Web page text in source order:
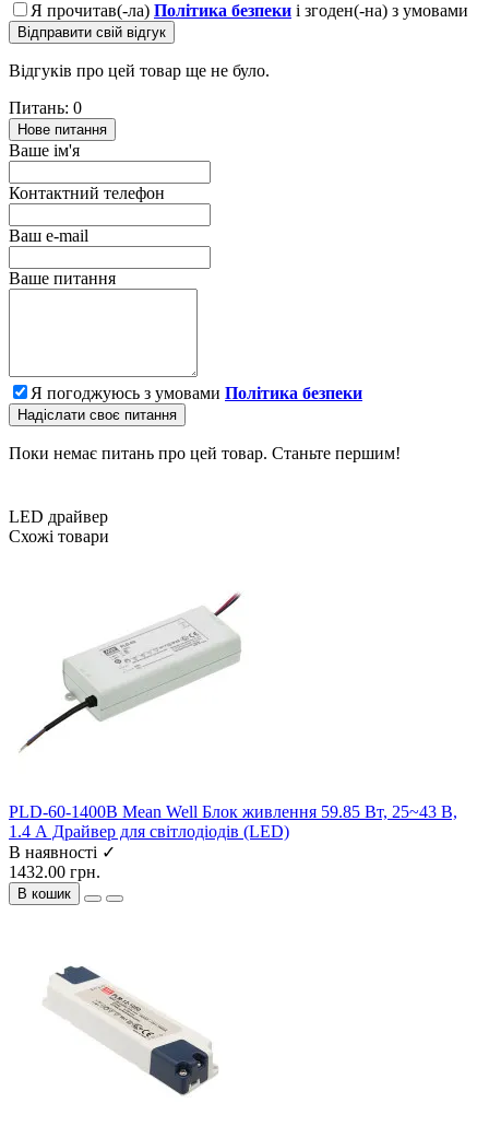
Я прочитав(-ла) Політика безпеки і згоден(-на) з умовами
Відправити свій відгук
Відгуків про цей товар ще не було.
Питань: 0
Нове питання
Ваше ім'я
Контактний телефон
Ваш e-mail
Ваше питання
Я погоджуюсь з умовами Політика безпеки
Надіслати своє питання
Поки немає питань про цей товар. Станьте першим!
LED драйвер
Схожі товари
PLD-60-1400B Mean Well Блок живлення 59.85 Вт, 25~43 В,
1.4 А Драйвер для світлодіодів (LED)
В наявності ✓
1432.00 грн.
В кошик